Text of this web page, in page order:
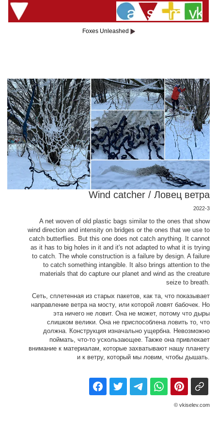
Foxes Unleashed
Wind catcher / Ловец ветра
2022-3
A net woven of old plastic bags similar to the ones that show
wind direction and intensity on bridges or the ones that we use to
catch butterflies. But this one does not catch anything. It cannot
as it has to big holes in it and it's not adapted to what it is trying
to catch. The whole construction is a failure by design. A failure
to catch something intangible. It also brings attention to the
materials that do capture our planet and wind as the creature
seize to breath.
Сеть, сплетенная из старых пакетов, как та, что показывает
направление ветра на мосту, или которой ловят бабочек. Но
эта ничего не ловит. Она не может, потому что дыры
слишком велики. Она не приспособлена ловить то, что
должна. Конструкция изначально ущербна. Невозможно
поймать, что-то ускользающее. Также она привлекает
внимание к материалам, которые захватывают нашу планету
и к ветру, который мы ловим, чтобы дышать.
© vkiselev.com